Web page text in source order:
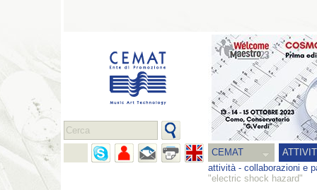
CEMAT
attività- collaborazioni e
"electric shock hazard"